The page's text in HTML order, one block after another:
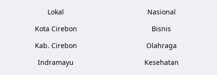
Lokal
Kota Cirebon
Kab. Cirebon
Indramayu
Nasional
Bisnis
Olahraga
Kesehatan